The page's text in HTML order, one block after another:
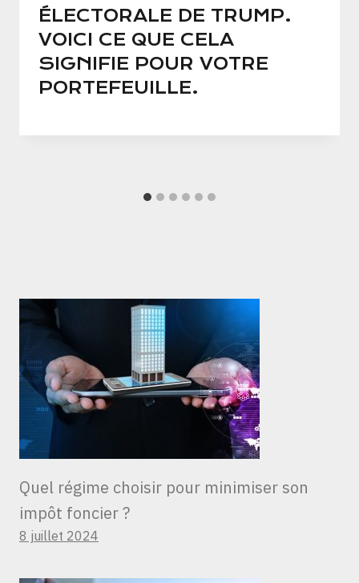
ÉLECTORALE DE TRUMP.
VOICI CE QUE CELA
SIGNIFIE POUR VOTRE
PORTEFEUILLE.
Quel régime choisir pour minimiser son
impôt foncier ?
8 juillet 2024